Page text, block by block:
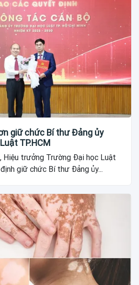
giữ chức Bí thư Đảng ủy
TP.HCM
Hiệu trưởng Trường Đại học Luật
giữ chức Bí thư Đảng ủy...